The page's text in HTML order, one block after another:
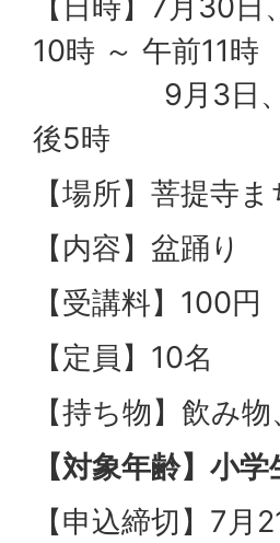
【日時】7月30
10時 ～ 午前11時
9月3日、10
後5時
【場所】菩提寺
【内容】盆踊り
【受講料】100円
【定員】10名
【持ち物】飲み
【対象年齢】小
【申込締切】7月